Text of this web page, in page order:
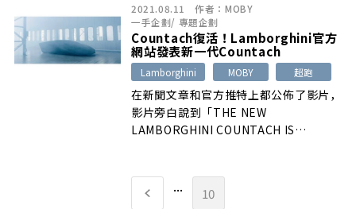
2021.08.11 作者： MOBY
一手企劃/ 專題企劃
Countach復活！Lamborghini官方
網站發表新一代Countach
Lamborghini MOBY 超跑
在新聞文章和官方推特上都公佈了影片，
影片旁白說到「THE NEW
LAMBORGHINI COUNTACH IS
讓人十分在意新型Countach會是什麼樣
子。
... 10